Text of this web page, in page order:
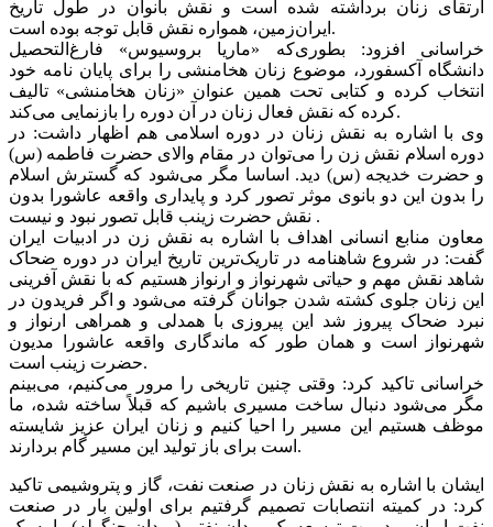
ارتقای زنان برداشته شده ‌است و نقش بانوان در طول تاریخ
ایران‌زمین، همواره نقش قابل توجه بوده است.
خراسانی افزود: بطوری‌که «ماریا بروسیوس» فارغ‌التحصیل
دانشگاه آکسفورد‌، موضوع زنان هخامنشی را برای پایان نامه خود
انتخاب کرده و کتابی تحت همین عنوان «زنان هخامنشی» تالیف
کرده که نقش فعال زنان در آن دوره را بازنمایی می‌کند.
وی با اشاره به نقش زنان در دوره اسلامی هم اظهار داشت: در
دوره اسلام نقش زن را می‌توان در مقام والای حضرت فاطمه (س)
و حضرت خدیجه (س) دید. اساسا مگر می‌شود که گسترش اسلام
را بدون این دو بانوی موثر تصور کرد و پایداری واقعه عاشورا بدون
نقش حضرت زینب قابل تصور نبود و نیست .
معاون منابع انسانی اهداف با اشاره به نقش زن در ادبیات ایران
گفت: در شروع شاهنامه در تاریک‌ترین تاریخ ایران در دوره ضحاک
شاهد نقش مهم و حیاتی شهرنواز و ارنواز هستیم که با نقش آفرینی
این زنان جلوی کشته شدن جوانان گرفته می‌شود و اگر فریدون در
نبرد ضحاک پیروز شد این پیروزی با همدلی و همراهی ارنواز و
شهرنواز است و همان طور که ماندگاری واقعه عاشورا مدیون
حضرت زینب است.
خراسانی تاکید کرد: وقتی چنین تاریخی را مرور می‌کنیم، می‌بینم
مگر می‌شود دنبال ساخت مسیری باشیم که قبلاً ساخته شده، ما
موظف هستیم این مسیر را احیا کنیم و زنان ایران عزیز شایسته
است برای باز تولید این مسیر گام بردارند.
ایشان با اشاره به نقش زنان در صنعت نفت، گاز و پتروشیمی تاکید
کرد: در کمیته انتصابات تصمیم گرفتیم برای اولین بار در صنعت